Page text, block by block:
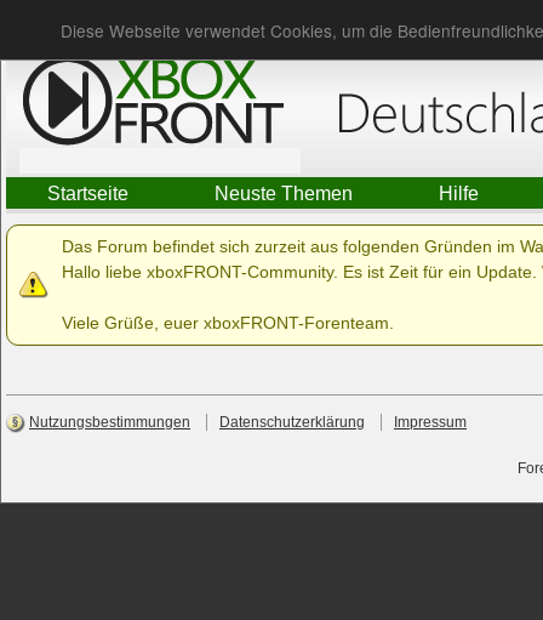
Diese Webseite verwendet Cookies, um die
Du bist nicht angemeldet. Anmelden
Startseite Neuste Themen Hilfe
Das Forum befindet sich zurzeit aus folgenden Gründen im
Hallo liebe xboxFRONT-Community. Es ist Zeit für ein
Viele Grüße, euer xboxFRONT-Forenteam.
Nutzungsbestimmungen Datenschutzerklärung Impressum